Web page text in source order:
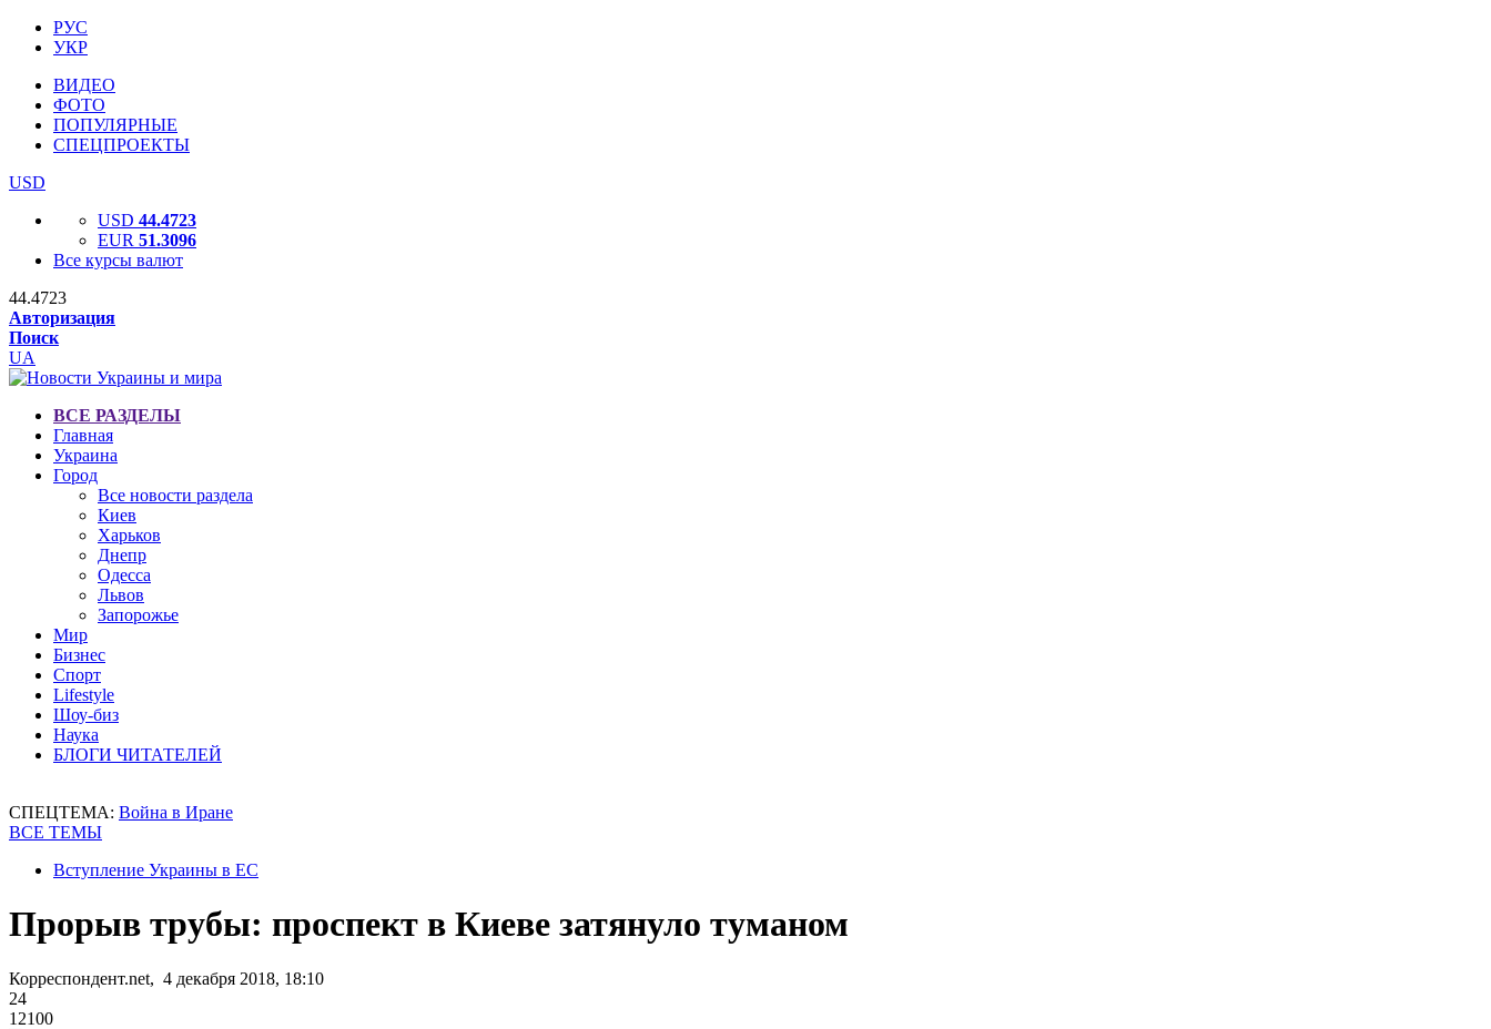
РУС
УКР
ВИДЕО
ФОТО
ПОПУЛЯРНЫЕ
СПЕЦПРОЕКТЫ
USD
USD 44.4723
EUR 51.3096
Все курсы валют
44.4723
Авторизация
Поиск
UA
ВСЕ РАЗДЕЛЫ
Главная
Украина
Город
Все новости раздела
Киев
Харьков
Днепр
Одесса
Львов
Запорожье
Мир
Бизнес
Спорт
Lifestyle
Шоу-биз
Наука
БЛОГИ ЧИТАТЕЛЕЙ
СПЕЦТЕМА: Война в Иране
ВСЕ ТЕМЫ
Вступление Украины в ЕС
Прорыв трубы: проспект в Киеве затянуло туманом
Корреспондент.net, 4 декабря 2018, 18:10
24
12100